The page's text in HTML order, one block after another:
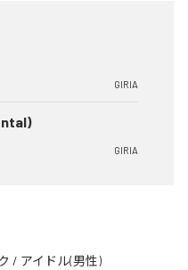
GIRIA
GIRIA
/ アイドル(男性)